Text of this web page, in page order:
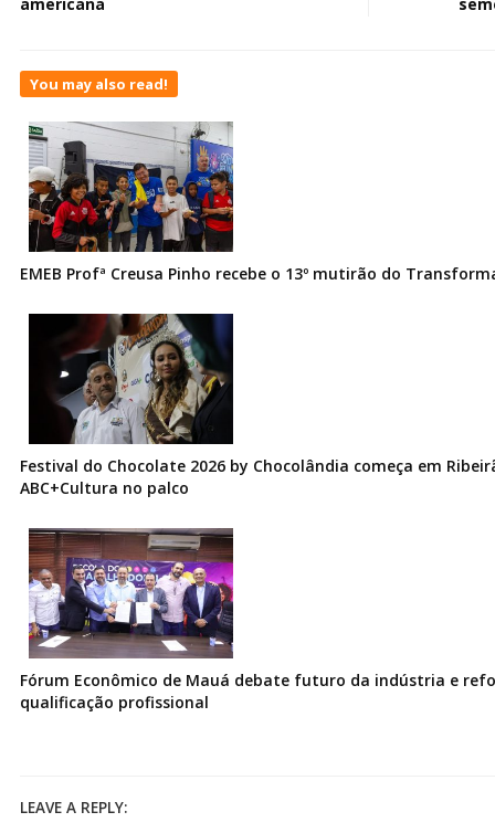
You may also read!
EMEB Profª Creusa Pinho recebe o 13º mutirão do
Festival do Chocolate 2026 by Chocolândia começa em
ABC+Cultura no palco
Fórum Econômico de Mauá debate futuro da indústria e
qualificação profissional
LEAVE A REPLY: